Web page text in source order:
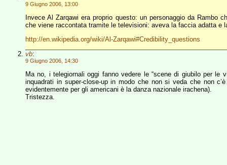
9 Giugno 2006, 13:00
Invece Al Zarqawi era proprio questo: un personaggio da Rambo
che viene raccontata tramite le televisioni: aveva la faccia adatta e
http://en.wikipedia.org/wiki/Al-Zarqawi#Credibility_questions
vb:
9 Giugno 2006, 14:30
Ma no, i telegiornali oggi fanno vedere le “scene di giubilo per le
inquadrati in super-close-up in modo che non si veda che non
evidentemente per gli americani è la danza nazionale irachena).
Tristezza.